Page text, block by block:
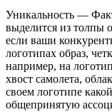
Уникальность —
выделится из толпы
если ваши
логотипах образ,
например, на
хвост самолета,
своем логотипе
общепринятую